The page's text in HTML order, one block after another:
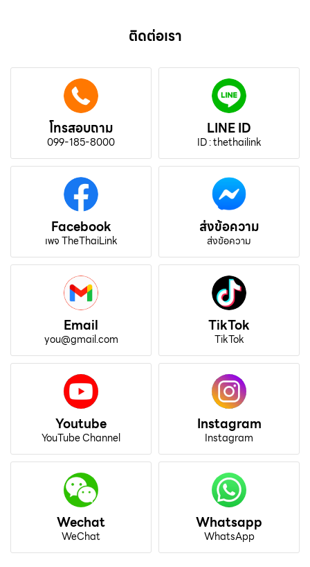
ติดต่อเรา
โทรสอบถาม
099-185-8000
LINE ID
ID : thethailink
Facebook
เพจ TheThaiLink
ส่งข้อความ
ส่งข้อความ
Email
you@gmail.com
TikTok
TikTok
Youtube
YouTube Channel
Instagram
Instagram
Wechat
WeChat
Whatsapp
WhatsApp